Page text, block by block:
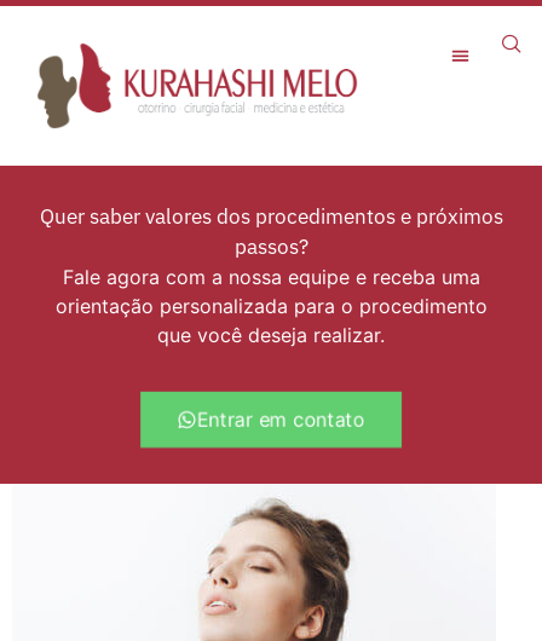
Quer saber valores dos procedimentos e próximos
passos?
Fale agora com a nossa equipe e receba uma
orientação personalizada para o procedimento
que você deseja realizar.
Entrar em contato